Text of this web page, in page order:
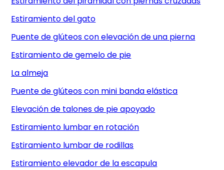
Estiramiento del gato
Puente de glúteos con elevación de una pierna
Estiramiento de gemelo de pie
La almeja
Puente de glúteos con mini banda elástica
Elevación de talones de pie apoyado
Estiramiento lumbar en rotación
Estiramiento lumbar de rodillas
Estiramiento elevador de la escapula